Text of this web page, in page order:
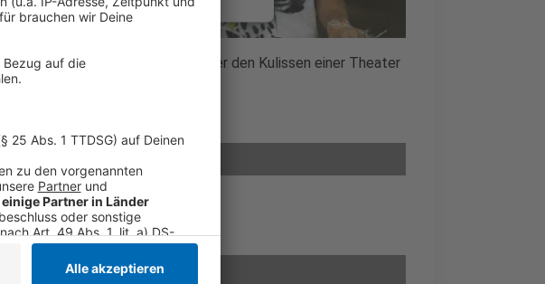
Mehr Informationen
Akzeptieren
by
einen neuen Fall - hinter den Kulissen einer Theater
Dinge.
Verleih GmbH / Bernd Spauke